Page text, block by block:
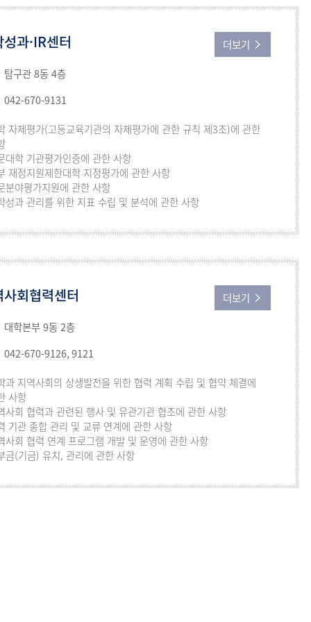
과·IR센터
탐구관 8동 4층
042-670-9131
자체평가(고등교육기관의 자체평가에 관한 규칙 제3조)에 관한
대학 기관평가인증에 관한 사항
재정지원제한대학 지정평가에 관한 사항
분야평가지원에 관한 사항
성과 관리를 위한 지표 수립 및 분석에 관한 사항
더보기
사회협력센터
대학본부 9동 2층
042-670-9126, 9121
과 지역사회의 상생발전을 위한 협력 계획 수립 및 협약 체결에
사항
사회 협력과 관련된 행사 및 유관기관 협조에 관한 사항
기관 종합 관리 및 교류 연계에 관한 사항
사회 협력 연계 프로그램 개발 및 운영에 관한 사항
금(기금) 유치, 관리에 관한 사항
더보기